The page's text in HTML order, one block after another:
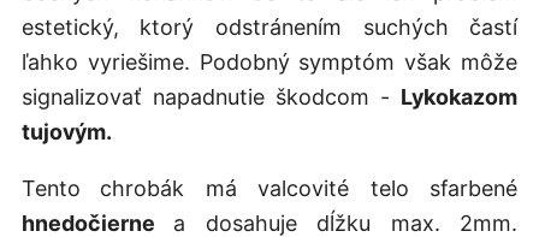
estetický, ktorý odstránením suchých častí
ľahko vyriešime. Podobný symptóm však môže
signalizovať napadnutie škodcom - Lykokazom
tujovým.
Tento
chrobák má valcovité telo sfarbené
hnedočierne a dosahuje dĺžku max. 2mm.